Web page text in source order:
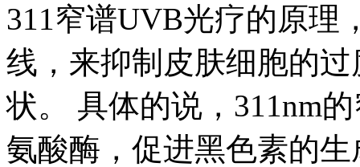
311窄谱UVB光疗的原理
线，来抑制皮肤细胞的
状。 具体的说，311nm
氨酸酶，促进黑色素的